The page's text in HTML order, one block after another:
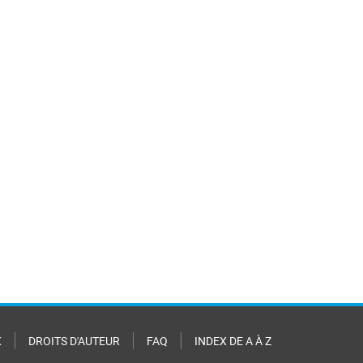
DROITS D'AUTEUR FAQ INDEX DE A À Z